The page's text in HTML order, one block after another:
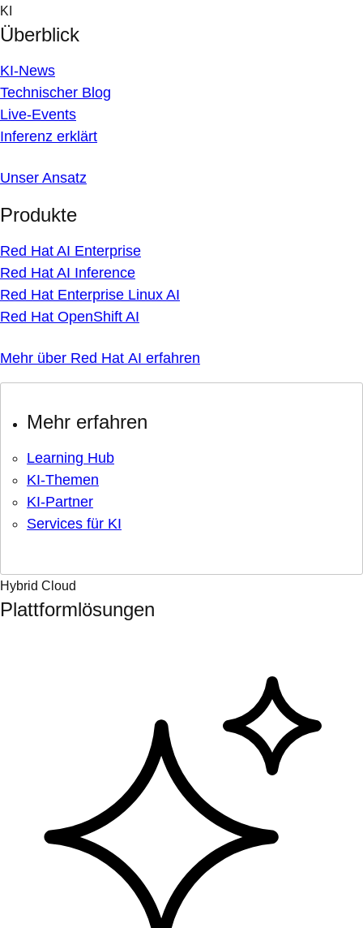
Skip
to
content
KI
Überblick
KI-News
Technischer Blog
Live-Events
Inferenz erklärt
Unser Ansatz
Produkte
Red Hat AI Enterprise
Red Hat AI Inference
Red Hat Enterprise Linux AI
Red Hat OpenShift AI
Mehr über Red Hat AI erfahren
Mehr erfahren
Learning Hub
KI-Themen
KI-Partner
Services für KI
Hybrid Cloud
Plattformlösungen